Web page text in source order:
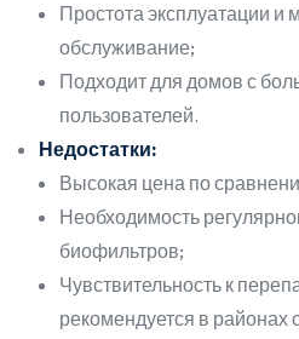
Простота эксплуатации и
обслуживание;
Подходит для домов с
пользователей.
Недостатки:
Высокая цена по
Необходимость
биофильтров;
Чувствительность к
рекомендуется в